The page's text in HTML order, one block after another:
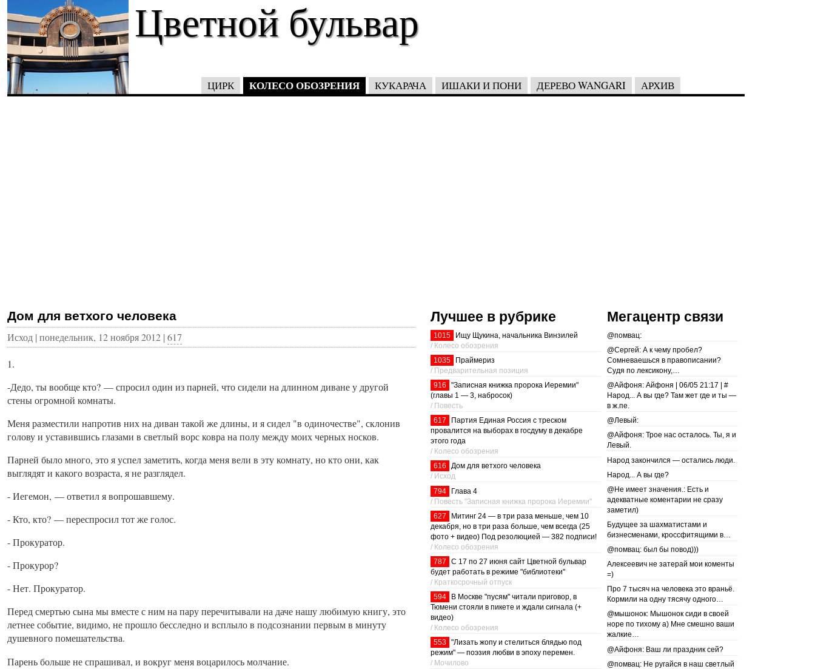
Цветной бульвар
ЦИРК КОЛЕСО ОБОЗРЕНИЯ КУКАРАЧА ИШАКИ И ПОНИ ДЕРЕВО WANGARI АРХИВ
Дом для ветхого человека
Исход | понедельник, 12 ноября 2012 |617
1.
-Дедо, ты вообще кто? — спросил один из парней, что сидели на длинном диване у другой
стены огромной комнаты.
Меня разместили напротив них на диван такой же длины, и я сидел "в одиночестве", склонив
голову и уставившись глазами в светлый ворс ковра на полу между моих черных носков.
Парней было много, это я успел заметить, когда меня вели в эту комнату, но кто они, как
выглядят и какого возраста, я не разглядел.
- Иегемон, — ответил я вопрошавшему.
- Кто, кто? — переспросил тот же голос.
- Прокуратор.
- Прокурор?
- Нет. Прокуратор.
Перед смертью сына мы вместе с ним на пару перечитывали на даче нашу любимую книгу, это
летнее событие, видимо, не прошло бесследно и всплыло в подсознании первым в минуту
душевного помешательства.
Парень больше не спрашивал, и вокруг меня воцарилось молчание.
Лучшее в рубрике
1015
Ищу Щукина, начальника Винзилей
/ Колесо обозрения
1035
Праймериз
/ Предварительная позиция
916
"Записная книжка пророка Иеремии"
(главы 1 — 3, набросок)
/ Повесть
617
Партия Единая Россия с треском
провалится на выборах в госдуму в декабре
этого года
/ Колесо обозрения
616
Дом для ветхого человека
/ Исход
794
Глава 4
/ Повесть "Записная книжка пророка Иеремии"
627
Митинг 24 — в три раза меньше, чем 10
декабря, но в три раза больше, чем всегда (25
фото + видео) Под резолюцией — 382 подписи!
/ Колесо обозрения
787
С 17 по 27 июня сайт Цветной бульвар
будет работать в режиме "библиотеки"
/ Краткосрочный отпуск
594
В Москве "пусям" читали приговор, в
Тюмени стояли в пикете и ждали сигнала (+
видео)
/ Колесо обозрения
553 "Лизать жопу и стелиться блядью под
режим" — поэзия любви в эпоху перемен.
/ Мочилово
Мегацентр связи
@помвац:
@Сергей: А к чему пробел?
Сомневаешься в правописании?
Судя по лексикону,…
@Айфоня: Айфоня | 06/05 21:17 | #
Народ... А вы где? Там жет где и ты —
в ж.пе.
@Левый:
@Айфоня: Трое нас осталось. Ты, я и
Левый.
Народ закончился — остались люди.
Народ... А вы где?
@Не имеет значения.: Есть и
адекватные коментарии не сразу
заметил)
Будущее за шахматистами и
бизнесменами, кроссфитящими в…
@помвац: был бы повод)))
Алексеевич не затерай мои коменты
=)
Про 7 тысяч на человека это враньё.
Кормили на одну тясячу одного…
@мышонок: Мышонок сиди в своей
норе по тихому а) Мне смешно ваши
жалкие…
@Айфоня: Ваш ли праздник сей?
@помвац: Не ругайся в наш светлый